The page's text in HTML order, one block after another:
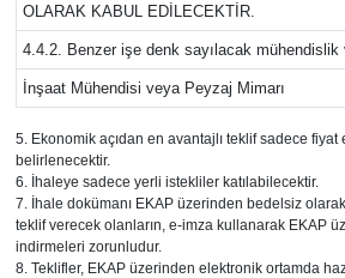
OLARAK KABUL EDİLECEKTİR.
4.4.2. Benzer işe denk sayılacak mühendislik
İnşaat Mühendisi veya Peyzaj Mimarı
5. Ekonomik açıdan en avantajlı teklif sadece fiyat
belirlenecektir.
6. İhaleye sadece yerli istekliler katılabilecektir.
7. İhale dokümanı EKAP üzerinden bedelsiz
teklif verecek olanların, e-imza kullanarak EKAP
indirmeleri zorunludur.
8. Teklifler, EKAP üzerinden elektronik ortamda